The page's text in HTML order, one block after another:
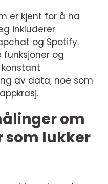
er kjent for å ha
inkluderer
og Spotify.
funksjoner og
av data, noe som
om
lukker